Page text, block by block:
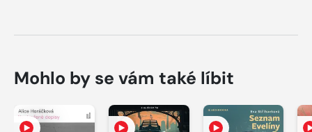
Mohlo by se vám také líbit